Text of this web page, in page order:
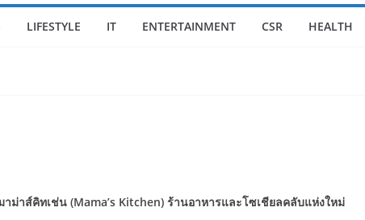
LIFESTYLE IT ENTERTAINMENT CSR HEALTH
าม่าส์คิทเช่น (Mama’s Kitchen) ร้านอาหารและโซเชียลคลับแห่งใหม่